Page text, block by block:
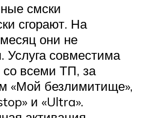
смски
сгорают. На
они не
Услуга совместима
со всеми ТП, за
«Мой безлимитище»,
и «Ultra».